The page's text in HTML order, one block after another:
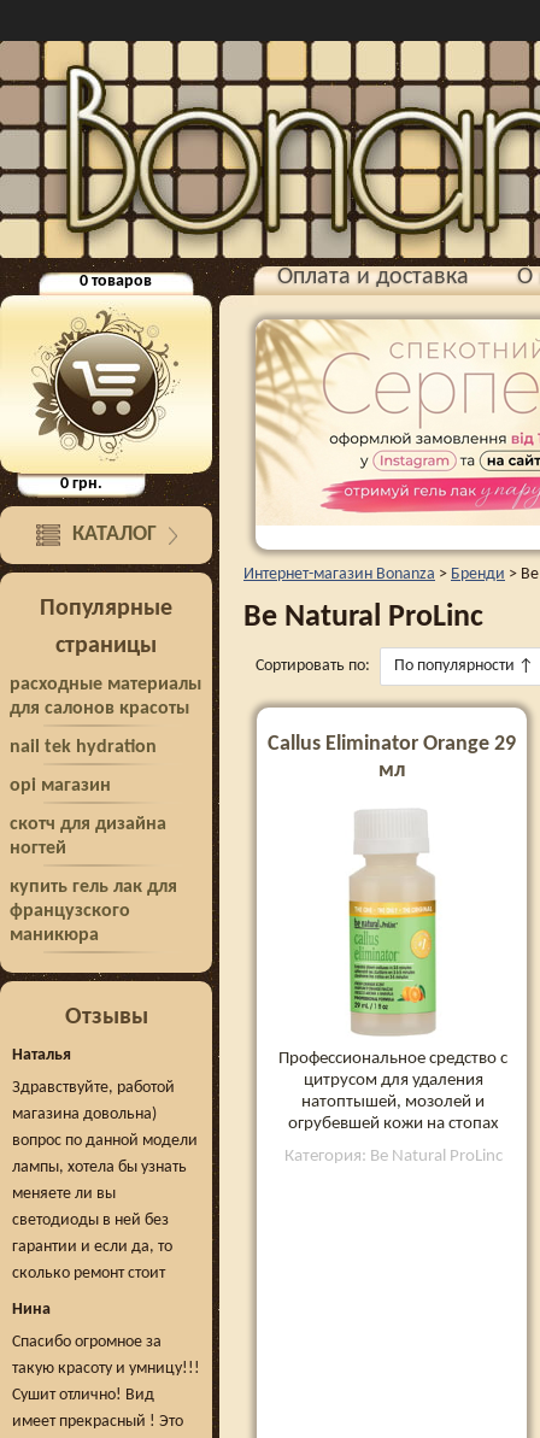
0товаров
0грн.
КАТАЛОГ
Популярные
страницы
расходные материалы
для салонов красоты
nail tek hydration
opi магазин
скотч для дизайна
ногтей
купить гель лак для
французского
маникюра
Отзывы
Наталья
Здравствуйте, работой
магазина довольна)
вопрос по данной модели
лампы, хотела бы узнать
меняете ли вы
светодиоды в ней без
гарантии и если да, то
сколько ремонт стоит
Нина
Спасибо огромное за
такую красоту и умницу!!!
Сушит отлично! Вид
имеет прекрасный ! Это
Оплата и доставка О
Интернет-магазин Bonanza > Бренди >
Be Natural ProLinc
Сортировать по: По популярности ↑
Callus Eliminator Orange 29
мл
Профессиональное средство с
цитрусом для удаления
натоптышей, мозолей и
огрубевшей кожи на стопах
Категория: Be Natural ProLinc